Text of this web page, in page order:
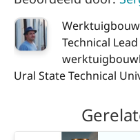
Technical
Ural State Technical